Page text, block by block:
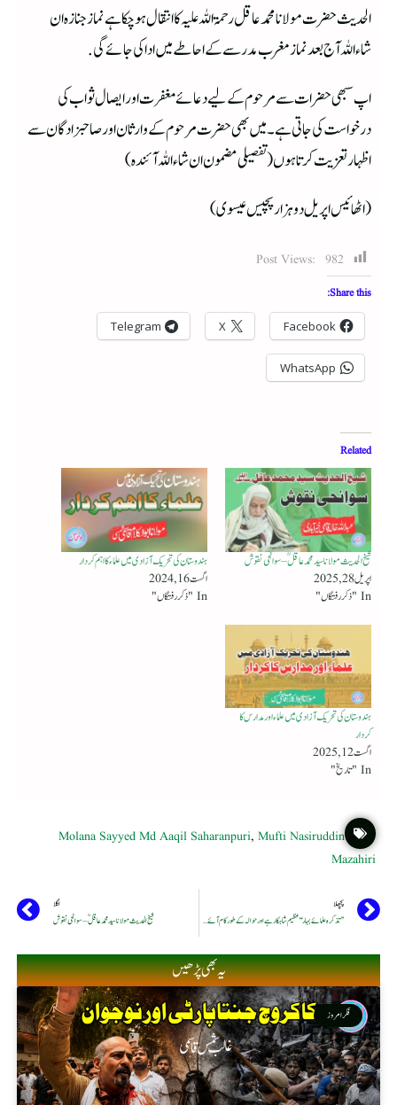
الحدیث حضرت مولانا محمد عاقل رحمۃ اللہ علیہ کا انتقال ہو چکا ہے نماز جنازہ ان
شاءاللہ آج بعد نماز مغرب مدرسے کے احاطے میں ادا کی جائے گی.
اپ سبھی حضرات سے مرحوم کے لیے دعائے مغفرت اور ایصال ثواب کی
درخواست کی جاتی ہے ۔ میں بھی حضرت مرحوم کے وارثان اور صاحبزادگان سے
اظہار تعزیت کرتا ہوں(تفصیلی مضمون ان شاءاللہ آئندہ)
(اٹھائیس اپریل دوہزار پچیس عیسوی)
Post Views: 982
Share this:
Facebook
X
Telegram
WhatsApp
Related
شیخ الحدیث مولانا سید محمد عاقل ؒ – سوانحی نقوش
اپریل 28, 2025
In "ذکر رفتگاں"
ہندوستان کی تحریک آزادی میں علماء کا اہم کردار
اگست 16, 2024
In "ذکر رفتگاں"
ہندوستان کی تحریک آزادی میں علماء اور مدارس کا
کردار
اگست 12, 2025
In "تاریخ"
Molana Sayyed Md Aaqil Saharanpuri,Mufti Nasiruddin
Mazahiri
پچھلا
’’ تذکرہ علمائے بہار‘‘ عظیم شاہکارہےاور حوالہ کے طور کام آئے گی : مولانا مشہود احمد قادری ندوی
اگلا
شیخ الحدیث مولانا سید محمد عاقل ؒ – سوانحی نقوش
یہ بھی پڑھیں
فکر امروز